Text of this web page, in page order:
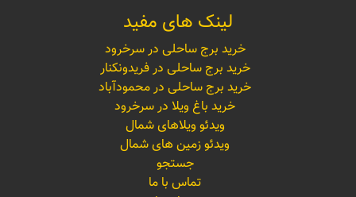
لینک های مفید
خرید برج ساحلی در سرخرود
خرید برج ساحلی در فریدونکنار
خرید برج ساحلی در محمودآباد
خرید باغ ویلا در سرخرود
ویدئو ویلاهای شمال
ویدئو زمین های شمال
جستجو
تماس با ما